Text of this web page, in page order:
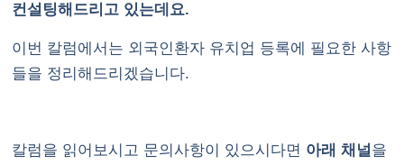
컨설팅해드리고 있는데요.
이번 칼럼에서는 외국인환자 유치업 등록에 필요한 사항
들을 정리해드리겠습니다.
칼럼을 읽어보시고 문의사항이 있으시다면 아래 채널 을